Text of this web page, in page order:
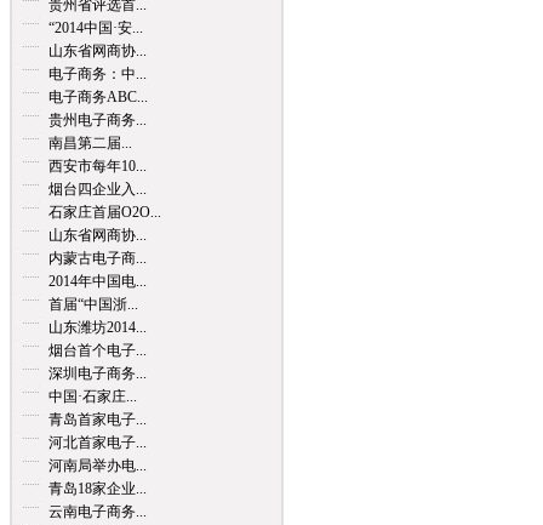
贵州省评选首...
“2014中国·安...
山东省网商协...
电子商务：中...
电子商务ABC...
贵州电子商务...
南昌第二届...
西安市每年10...
烟台四企业入...
石家庄首届O2O...
山东省网商协...
内蒙古电子商...
2014年中国电...
首届“中国浙...
山东潍坊2014...
烟台首个电子...
深圳电子商务...
中国·石家庄...
青岛首家电子...
河北首家电子...
河南局举办电...
青岛18家企业...
云南电子商务...